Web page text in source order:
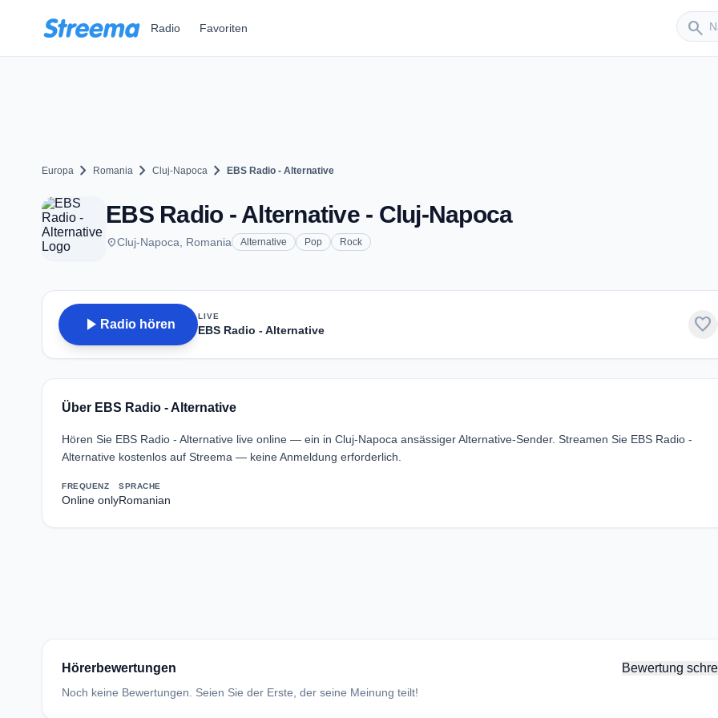
Radio Favoriten search
Europa chevron_right Romania chevron_right Cluj-Napoca chevron_right EBS Radio - Alternative
EBS Radio - Alternative - Cluj-Napoca
placeCluj-Napoca, Romania Alternative Pop Rock
play_arrow Radio hören
LIVE
EBS Radio - Alternative favorite
Über EBS Radio - Alternative
Hören Sie EBS Radio - Alternative live online — ein in Cluj-Napoca ansässiger Alternative-Sender. Streamen Sie EBS Radio -
Alternative kostenlos auf Streema — keine Anmeldung erforderlich.
FREQUENZ
Online only
SPRACHE
Romanian
Hörerbewertungen Bewertung
Noch keine Bewertungen. Seien Sie der Erste, der seine Meinung teilt!